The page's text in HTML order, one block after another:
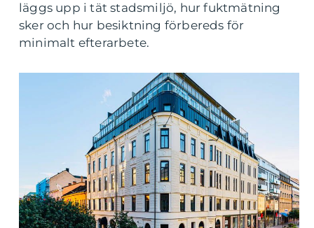
läggs upp i tät stadsmiljö, hur fuktmätning
sker och hur besiktning förbereds för
minimalt efterarbete.